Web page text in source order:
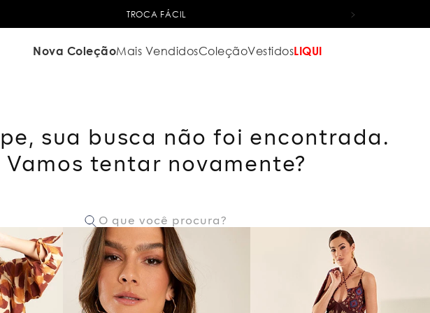
TROCA FÁCIL
Nova ColeçãoMais VendidosColeçãoVestidosLIQUI
sua busca não foi encontrada.
Vamos tentar novamente?